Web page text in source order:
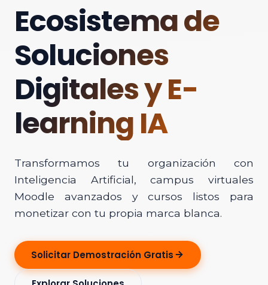
Ecosistema de
Soluciones
Digitales y E-
learning IA
Transformamos tu organización con
Inteligencia Artificial, campus virtuales
Moodle avanzados y cursos listos para
monetizar con tu propia marca blanca.
Solicitar Demostración Gratis